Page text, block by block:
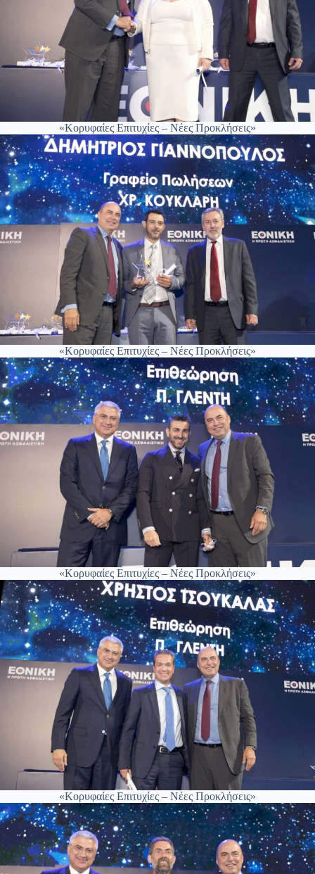
«Κορυφαίες Επιτυχίες – Νέες Προκλήσεις»
«Κορυφαίες Επιτυχίες – Νέες Προκλήσεις»
«Κορυφαίες Επιτυχίες – Νέες Προκλήσεις»
«Κορυφαίες Επιτυχίες – Νέες Προκλήσεις»